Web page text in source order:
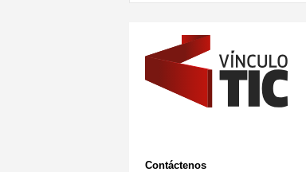
Contáctenos